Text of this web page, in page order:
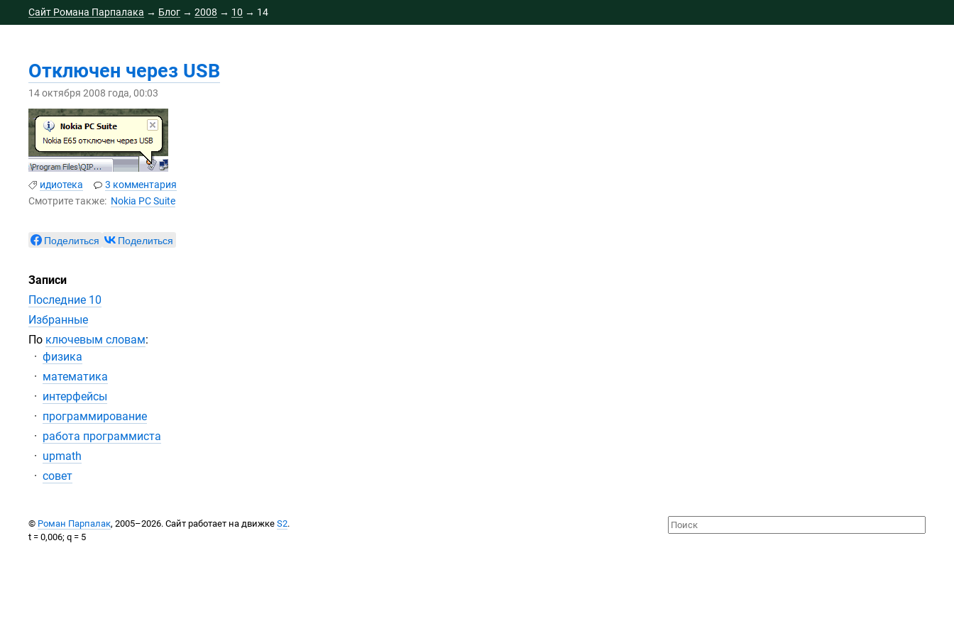
Сайт Романа Парпалака → Блог →2008 → 10 → 14
Отключен через USB
14 октября 2008 года, 00:03
идиотека
3 комментария
Смотрите также: Nokia PC Suite
Поделиться Поделиться
Записи
Последние 10
Избранные
По ключевым словам:
физика
математика
интерфейсы
программирование
работа программиста
upmath
совет
© Роман Парпалак, 2005–2026. Сайт работает на движкеS2.
t = 0,006; q = 5